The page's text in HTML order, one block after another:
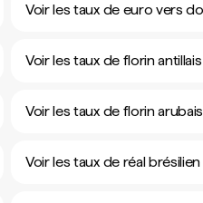
Voir les taux de euro vers
Voir les taux de florin
Voir les taux de florin
Voir les taux de réal